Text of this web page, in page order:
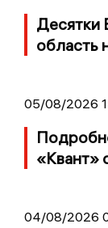
Десятки
область
05/08/2026
«Квант»
04/08/2026